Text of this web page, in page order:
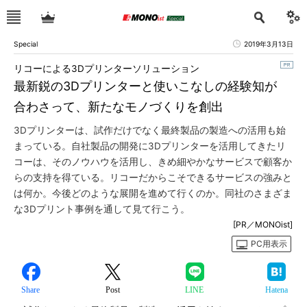
Special 2019年3月13日
最新鋭の3Dプリンターと使いこなしの経験知が
合わさって、新たなモノづくりを創出
リコーによる3Dプリンターソリューション
3Dプリンターは、試作だけでなく最終製品の製造への活用も始
まっている。自社製品の開発に3Dプリンターを活用してきたリ
コーは、そのノウハウを活用し、きめ細やかなサービスで顧客か
らの支持を得ている。リコーだからこそできるサービスの強みと
は何か。今後どのような展開を進めて行くのか。同社のさまざま
な3Dプリント事例を通して見て行こう。
[PR／MONOist]
PC用表示
Share Post LINE Hatena